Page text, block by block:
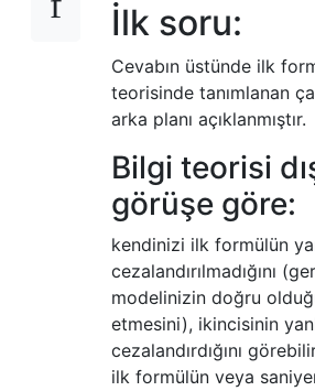
İlk soru:
Cevabın üstünde ilk
teorisinde tanımlanan
arka planı açıklanmıştır.
Bilgi teorisi
görüşe göre:
kendinizi ilk formülün
cezalandırılmadığını
modelinizin doğru
etmesini), ikincisinin
cezalandırdığını
ilk formülün veya